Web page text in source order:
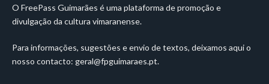
O FreePass Guimarães é uma plataforma de promoção e
divulgação da cultura vimaranense.
Para informações, sugestões e envio de textos, deixamos aqui o
nosso contacto: geral@fpguimaraes.pt.